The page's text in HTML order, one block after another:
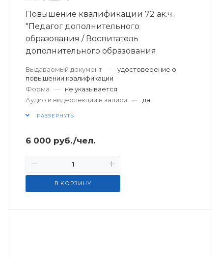
Повышение квалификации 72 ак.ч.
"Педагог дополнительного
образования / Воспитатель
дополнительного образования
Выдаваемый документ — удостоверение о
повышении квалификации
Форма
—
не указывается
Аудио и видеолекции в записи
— да
РАЗВЕРНУТЬ
6 000 руб./чел.
В КОРЗИНУ